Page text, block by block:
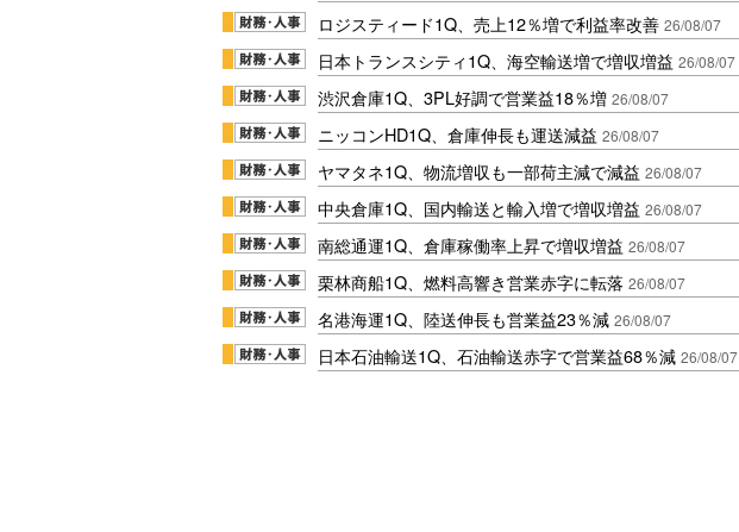
ロジスティード1Q、売上12％増で利益率改善 26/08/07
日本トランスシティ1Q、海空輸送増で増収増益 26/08/07
渋沢倉庫1Q、3PL好調で営業益18％増 26/08/07
ニッコンHD1Q、倉庫伸長も運送減益 26/08/07
ヤマタネ1Q、物流増収も一部荷主減で減益 26/08/07
中央倉庫1Q、国内輸送と輸入増で増収増益 26/08/07
南総通運1Q、倉庫稼働率上昇で増収増益 26/08/07
栗林商船1Q、燃料高響き営業赤字に転落 26/08/07
名港海運1Q、陸送伸長も営業益23％減 26/08/07
日本石油輸送1Q、石油輸送赤字で営業益68％減 26/08/07